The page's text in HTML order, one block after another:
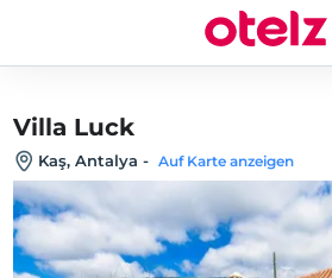
Villa Luck
Kaş, Antalya - Auf Karte anzeigen